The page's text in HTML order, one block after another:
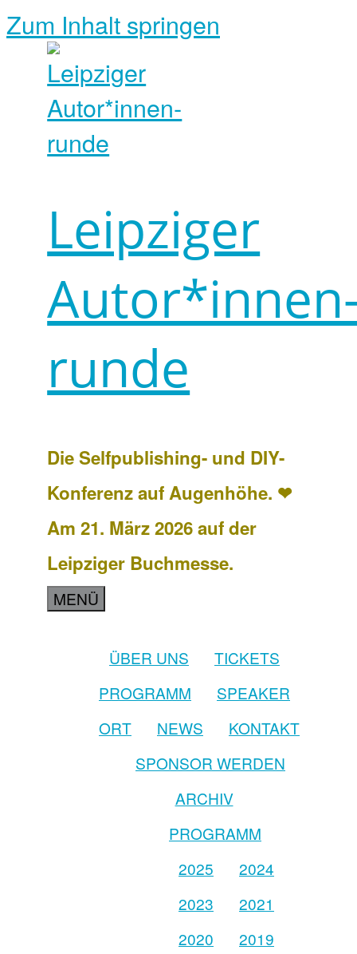
Zum Inhalt springen
Leipziger
runde
Die Selfpublishing- und DIY-
Konferenz auf Augenhöhe. ❤
Am 21. März 2026 auf der
Leipziger Buchmesse.
MENÜ
ÜBER UNS
TICKETS
PROGRAMM
SPEAKER
ORT
NEWS
KONTAKT
SPONSOR WERDEN
ARCHIV
PROGRAMM
2025
2024
2023
2021
2020
2019